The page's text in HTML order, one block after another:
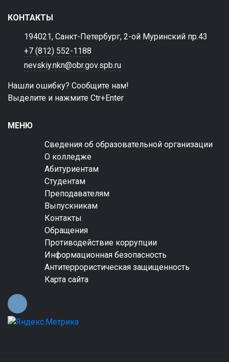
КОНТАКТЫ
194021, Санкт-Петербург, 2-ой Муринский пр.43
+7 (812) 552-1188
nevskiy.nkn@obr.gov.spb.ru
Нашли ошибку? Сообщите нам!
Выделите и нажмите Ctr+Enter
МЕНЮ
Сведения об образовательной организации
О колледже
Абитуриентам
Студентам
Преподавателям
Выпускникам
Контакты
Обращения
Противодействие коррупции
Информационная безопасность
Антитеррористическая защищенность
Карта сайта